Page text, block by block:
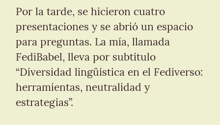
Por la tarde, se hicieron cuatro
presentaciones y se abrió un espacio
para preguntas. La mía, llamada
FediBabel, lleva por subtítulo
“Diversidad lingüística en el Fediverso:
herramientas, neutralidad y
estrategias”.